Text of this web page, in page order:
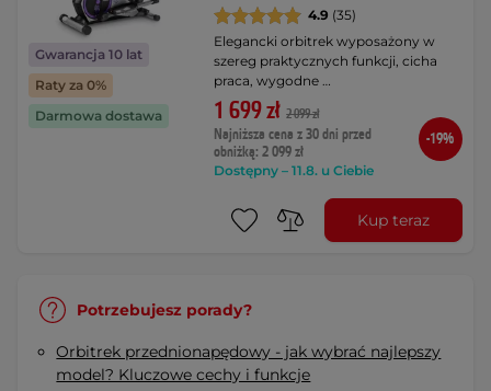
Gwarancja 10 lat
Raty za 0%
Darmowa dostawa
4.9 (35)
Elegancki orbitrek wyposażony w
szereg praktycznych funkcji, cicha
praca, wygodne …
1 699 zł 2 099 zł
Najniższa cena z 30 dni przed
obniżką: 2 099 zł
Dostępny – 11.8. u Ciebie
-19%
Kup teraz
Potrzebujesz porady?
Orbitrek przednionapędowy - jak wybrać najlepszy
model? Kluczowe cechy i funkcje